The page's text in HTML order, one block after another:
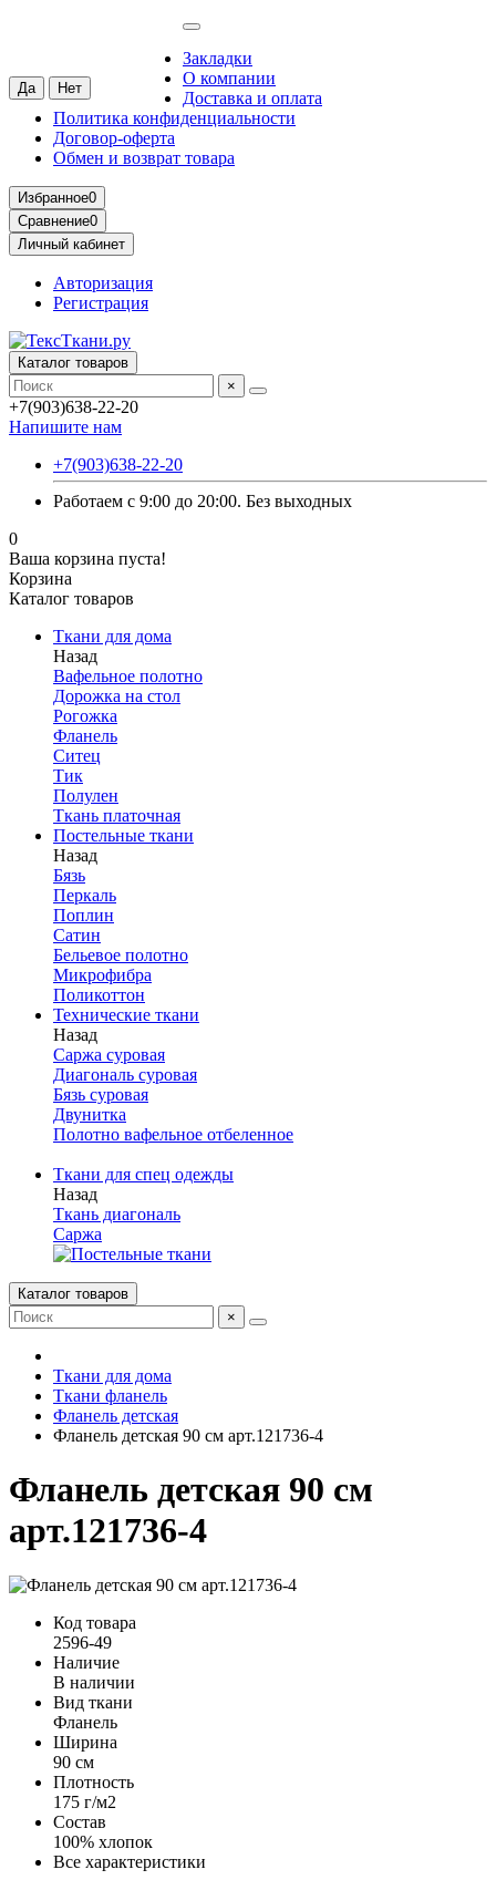
Закладки
О компании
Доставка и оплата
Политика конфиденциальности
Договор-оферта
Обмен и возврат товара
Избранное0
Сравнение0
Личный кабинет
Авторизация
Регистрация
Каталог товаров
×
+7(903)638-22-20
Напишите нам
+7(903)638-22-20
Работаем с 9:00 до 20:00. Без выходных
0
Ваша корзина пуста!
Корзина
Каталог товаров
Ткани для дома
Назад
Вафельное полотно
Дорожка на стол
Рогожка
Фланель
Ситец
Тик
Полулен
Ткань платочная
Постельные ткани
Назад
Бязь
Перкаль
Поплин
Сатин
Бельевое полотно
Микрофибра
Поликоттон
Технические ткани
Назад
Саржа суровая
Диагональ суровая
Бязь суровая
Двунитка
Полотно вафельное отбеленное
Ткани для спец одежды
Назад
Ткань диагональ
Саржа
Каталог товаров
×
Ткани для дома
Ткани фланель
Фланель детская
Фланель детская 90 см арт.121736-4
Фланель детская 90 см
арт.121736-4
Код товара
2596-49
Наличие
В наличии
Вид ткани
Фланель
Ширина
90 см
Плотность
175 г/м2
Состав
100% хлопок
Все характеристики